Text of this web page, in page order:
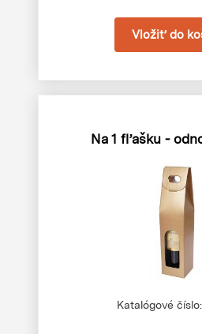
Na 1 fľašku -
Katalógové číslo: